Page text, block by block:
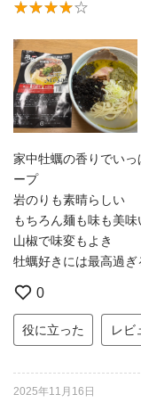
家中牡蠣の香りでい
ープ
岩のりも素晴らしい
もちろん麺も味も美味
山椒で味変もよき
牡蠣好きには最高過
0
役に立った レビ
2025年11月16日